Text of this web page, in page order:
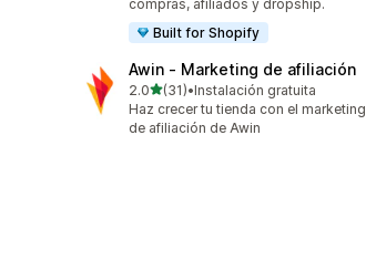
compras, afiliados y dropship.
Built for Shopify
Awin ‑ Marketing de afiliación
2.0de 5 estrellas
(31)
31 reseñas en total
•Instalación gratuita
Haz crecer tu tienda con el marketing
de afiliación de Awin